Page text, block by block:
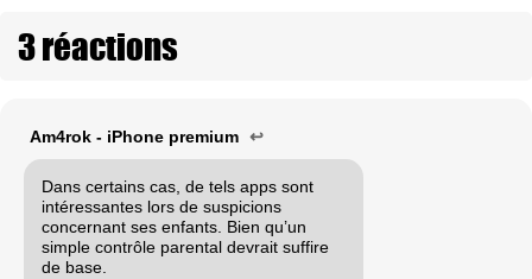
3 réactions
Am4rok - iPhone premium ↩
Dans certains cas, de tels apps sont
intéressantes lors de suspicions
concernant ses enfants. Bien qu’un
simple contrôle parental devrait suffire
de base.